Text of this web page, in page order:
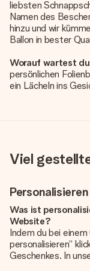
liebsten
Namen des
hinzu und wir
Ballon in bester
Worauf wartest
persönlichen
ein Lächeln ins
Viel
Was ist
Website?
Indem du bei
personalisieren“
Geschenkes. In